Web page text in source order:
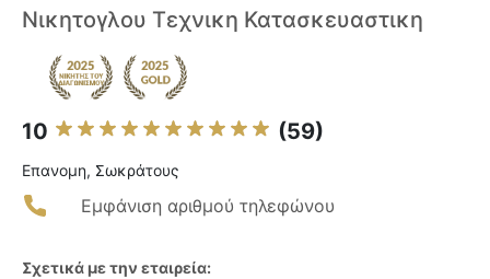
Νικητογλου Τεχνικη Κατασκευαστικη
10 (59)
Επανομη, Σωκράτους
Εμφάνιση αριθμού τηλεφώνου
Σχετικά με την εταιρεία: